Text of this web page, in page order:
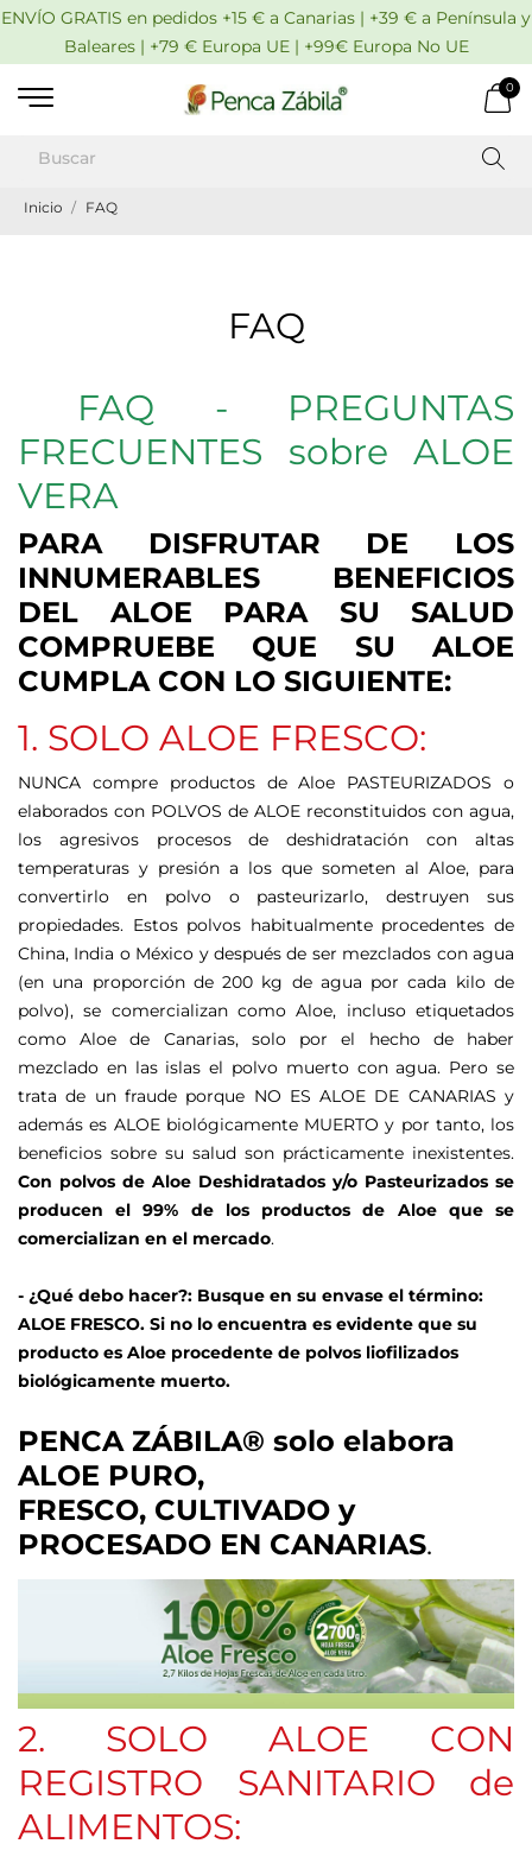
ENVÍO GRATIS en pedidos +15 € a Canarias | +39 € a Península y
Baleares | +79 € Europa UE | +99€ Europa No UE
0
Inicio FAQ
FAQ
FAQ - PREGUNTAS
FRECUENTES sobre ALOE
VERA
PARA DISFRUTAR DE LOS
INNUMERABLES BENEFICIOS
DEL ALOE PARA SU SALUD
COMPRUEBE QUE SU ALOE
CUMPLA CON LO SIGUIENTE:
1. SOLO ALOE FRESCO:
NUNCA compre productos de Aloe PASTEURIZADOS o
elaborados con POLVOS de ALOE reconstituidos con agua,
los agresivos procesos de deshidratación con altas
temperaturas y presión a los que someten al Aloe, para
convertirlo en polvo o pasteurizarlo, destruyen sus
propiedades. Estos polvos habitualmente procedentes de
China, India o México y después de ser mezclados con agua
(en una proporción de 200 kg de agua por cada kilo de
polvo), se comercializan como Aloe, incluso etiquetados
como Aloe de Canarias, solo por el hecho de haber
mezclado en las islas el polvo muerto con agua. Pero se
trata de un fraude porque NO ES ALOE DE CANARIAS y
además es ALOE biológicamente MUERTO y por tanto, los
beneficios sobre su salud son prácticamente inexistentes.
Con polvos de Aloe Deshidratados y/o Pasteurizados se
producen el 99% de los productos de Aloe que se
comercializan en el mercado.
- ¿Qué debo hacer?: Busque en su envase el término:
ALOE FRESCO. Si no lo encuentra es evidente que su
producto es Aloe procedente de polvos liofilizados
biológicamente muerto.
PENCA ZÁBILA® solo elabora
ALOE PURO,
FRESCO, CULTIVADO y
PROCESADO EN CANARIAS.
2. SOLO ALOE CON
REGISTRO SANITARIO de
ALIMENTOS: